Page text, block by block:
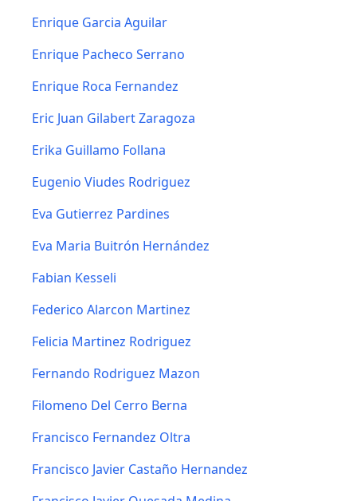
Enrique Garcia Aguilar
Enrique Pacheco Serrano
Enrique Roca Fernandez
Eric Juan Gilabert Zaragoza
Erika Guillamo Follana
Eugenio Viudes Rodriguez
Eva Gutierrez Pardines
Eva Maria Buitrón Hernández
Fabian Kesseli
Federico Alarcon Martinez
Felicia Martinez Rodriguez
Fernando Rodriguez Mazon
Filomeno Del Cerro Berna
Francisco Fernandez Oltra
Francisco Javier Castaño Hernandez